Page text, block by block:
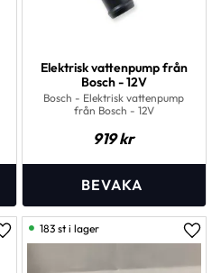
Elektrisk vattenpump från
Bosch - 12V
Bosch - Elektrisk vattenpump
från Bosch - 12V
919kr
Lägg till i favoriter
183 st i lager